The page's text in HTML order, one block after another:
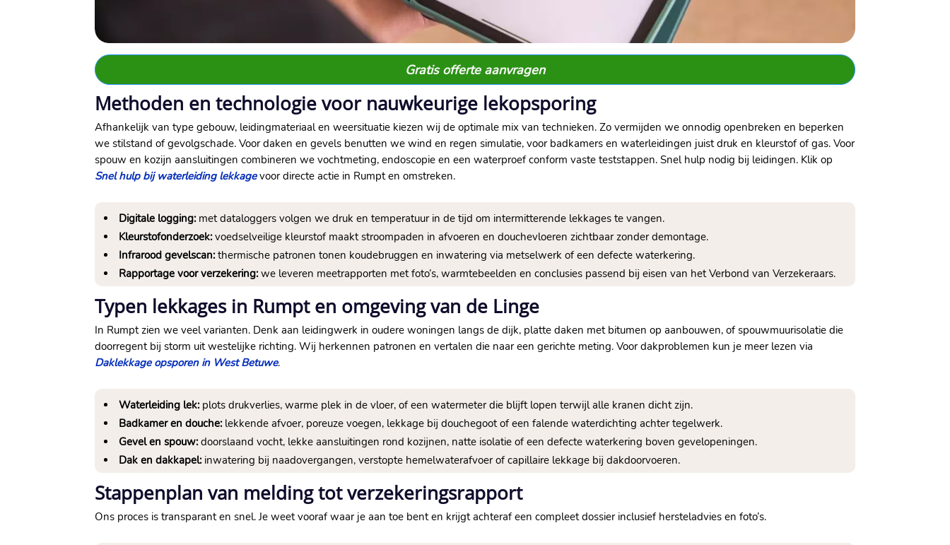
Gratis offerte aanvragen
Methoden en technologie voor nauwkeurige lekopsporing
Afhankelijk van type gebouw, leidingmateriaal en weersituatie kiezen wij de optimale mix van technieken.​ Zo vermijden we onnodig openbreken en beperken
we stilstand of gevolgschade.​ Voor daken en gevels benutten we wind en regen simulatie, voor badkamers en waterleidingen juist druk en kleurstof of gas.​ Voor
spouw en kozijn aansluitingen combineren we vochtmeting, endoscopie en een waterproef conform vaste teststappen.​ Snel hulp nodig bij leidingen.​ Klik op
Snel hulp bij waterleiding lekkagevoor directe actie in Rumpt en omstreken.​
Digitale logging:met dataloggers volgen we druk en temperatuur in de tijd om intermitterende lekkages te vangen.​
Kleurstofonderzoek:voedselveilige kleurstof maakt stroompaden in afvoeren en douchevloeren zichtbaar zonder demontage.​
Infrarood gevelscan:thermische patronen tonen koudebruggen en inwatering via metselwerk of een defecte waterkering.​
Rapportage voor verzekering:we leveren meetrapporten met foto’s, warmtebeelden en conclusies passend bij eisen van het Verbond van Verzekeraars.​
Typen lekkages in Rumpt en omgeving van de Linge
In Rumpt zien we veel varianten.​ Denk aan leidingwerk in oudere woningen langs de dijk, platte daken met bitumen op aanbouwen, of spouwmuurisolatie die
doorregent bij storm uit westelijke richting.​ Wij herkennen patronen en vertalen die naar een gerichte meting.​ Voor dakproblemen kun je meer lezen via
Daklekkage opsporen in West Betuwe.​
Waterleiding lek:plots drukverlies, warme plek in de vloer, of een watermeter die blijft lopen terwijl alle kranen dicht zijn.​
Badkamer en douche:lekkende afvoer, poreuze voegen, lekkage bij douchegoot of een falende waterdichting achter tegelwerk.​
Gevel en spouw:doorslaand vocht, lekke aansluitingen rond kozijnen, natte isolatie of een defecte waterkering boven gevelopeningen.​
Dak en dakkapel:inwatering bij naadovergangen, verstopte hemelwaterafvoer of capillaire lekkage bij dakdoorvoeren.​
Stappenplan van melding tot verzekeringsrapport
Ons proces is transparant en snel.​ Je weet vooraf waar je aan toe bent en krijgt achteraf een compleet dossier inclusief hersteladvies en foto’s.​